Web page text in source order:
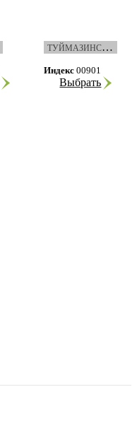
Т
УЙМАЗИНСКИЙ ВЕСТНИК
Индекс 00901
Выбрать